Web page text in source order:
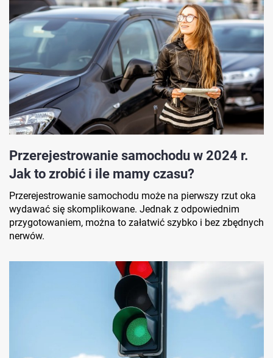
Przerejestrowanie samochodu w 2024 r.
Jak to zrobić i ile mamy czasu?
Przerejestrowanie samochodu może na pierwszy rzut oka
wydawać się skomplikowane. Jednak z odpowiednim
przygotowaniem, można to załatwić szybko i bez zbędnych
nerwów.